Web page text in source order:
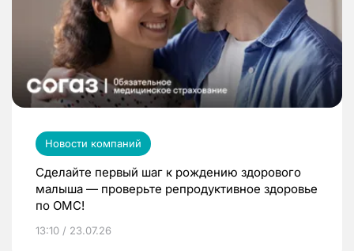
Новости компаний
Сделайте первый шаг к рождению здорового
малыша — проверьте репродуктивное здоровье
по ОМС!
13:10 / 23.07.26